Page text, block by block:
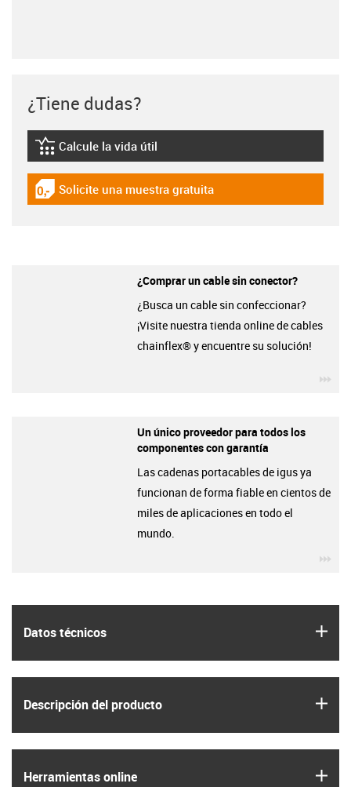
Datos técnicos
Descripción del producto
Herramientas online
¿Tiene dudas?
igus-icon-lebensdauerrechner
Calcule la vida útil
igus-icon-gratismuster
Solicite una muestra gratuita
¿Comprar un cable sin conector?
¿Busca un cable sin confeccionar?
¡Visite nuestra tienda online de cables
chainflex® y encuentre su solución!
Un único proveedor para todos los
componentes con garantía
Las cadenas portacables de igus ya
funcionan de forma fiable en cientos de
miles de aplicaciones en todo el
mundo.